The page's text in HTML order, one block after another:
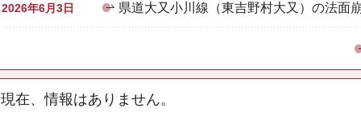
2026年6月3日 県道大又小川線（東吉野村大又）の法面
現在、情報はありません。